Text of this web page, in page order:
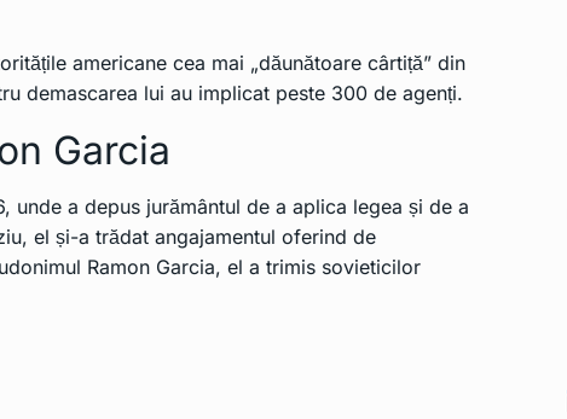
americane cea mai „dăunătoare cârtiță” din
demascarea lui au implicat peste 300 de agenți.
Garcia
unde a depus jurământul de a aplica legea și de a
el și-a trădat angajamentul oferind de
Ramon Garcia, el a trimis sovieticilor
Ianuarie 2, 2023
urile
Ianuarie 2, 2023
Se introduc prețurile
controlate pentru a…
15
Președintele francez
Macron demisionează